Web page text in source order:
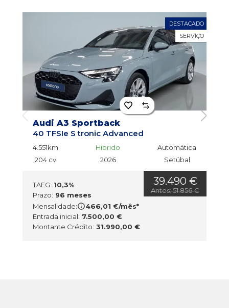
DESTACADO
SERVIÇO
Audi A3 Sportback
40 TFSIe S tronic Advanced
4.551km
204 cv
Hibrido
2026
Automática
Setúbal
TAEG: 10,3%
Prazo: 96 meses
Mensalidade:
466,01 €/mês*
Entrada inicial: 7.500,00 €
Montante Crédito: 31.990,00 €
39.490 €
Antes: 51.856 €